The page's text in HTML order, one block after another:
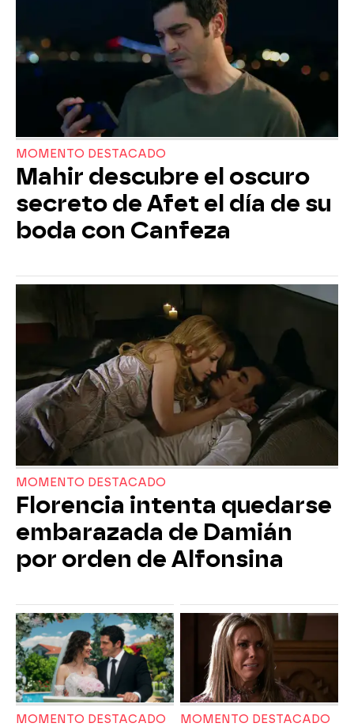
MOMENTO DESTACADO
Mahir descubre el oscuro
secreto de Afet el día de su
boda con Canfeza
MOMENTO DESTACADO
Florencia intenta quedarse
embarazada de Damián
por orden de Alfonsina
MOMENTO DESTACADO MOMENTO DESTACADO